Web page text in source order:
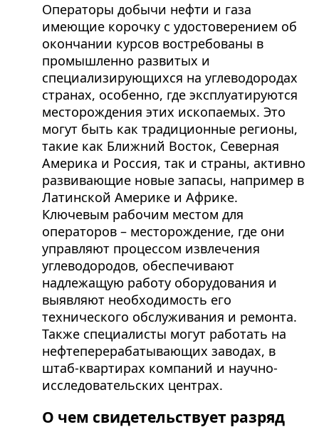
Операторы добычи нефти и газа
имеющие корочку с удостоверением об
окончании курсов востребованы в
промышленно развитых и
специализирующихся на углеводородах
странах, особенно, где эксплуатируются
месторождения этих ископаемых. Это
могут быть как традиционные регионы,
такие как Ближний Восток, Северная
Америка и Россия, так и страны, активно
развивающие новые запасы, например в
Латинской Америке и Африке.
Ключевым рабочим местом для
операторов – месторождение, где они
управляют процессом извлечения
углеводородов, обеспечивают
надлежащую работу оборудования и
выявляют необходимость его
технического обслуживания и ремонта.
Также специалисты могут работать на
нефтеперерабатывающих заводах, в
штаб-квартирах компаний и научно-
исследовательских центрах.
О чем свидетельствует разряд